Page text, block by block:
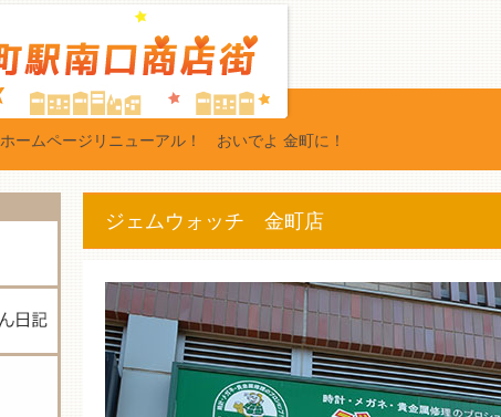
ホームページリニューアル！ おいでよ 金町に！
ジェムウォッチ 金町店